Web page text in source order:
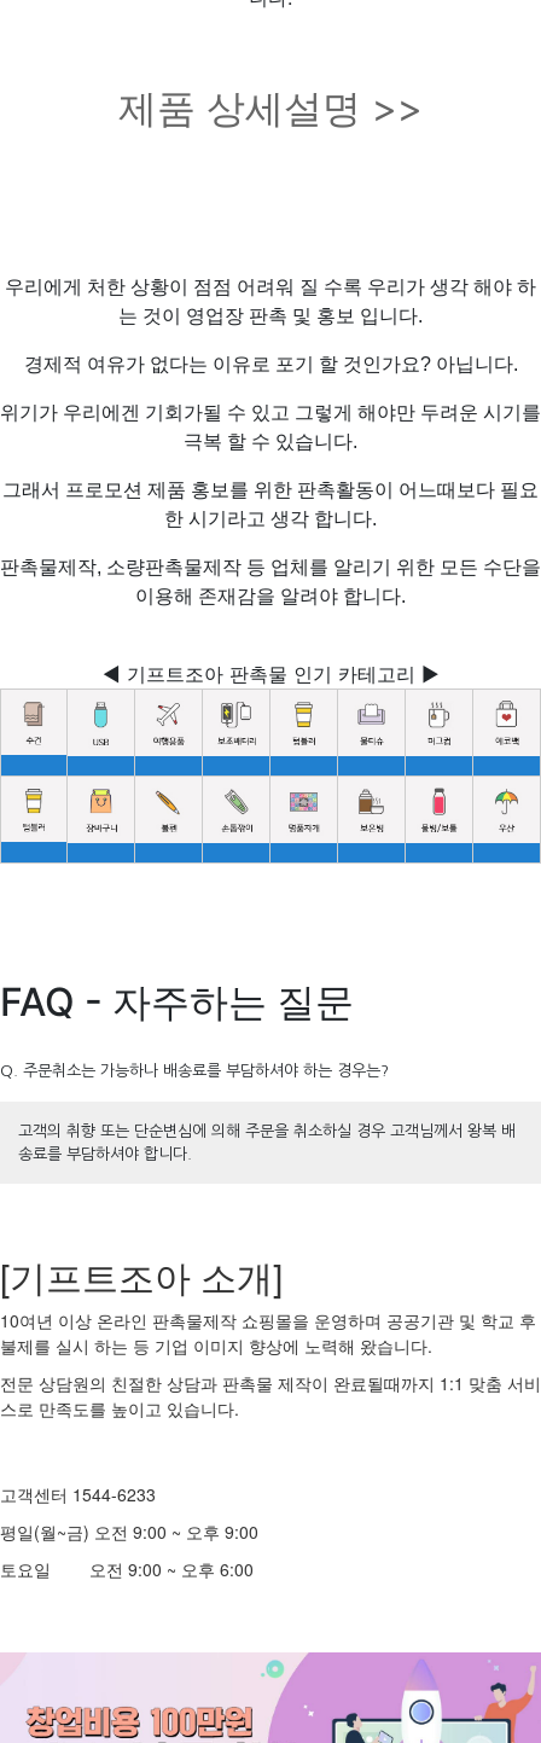
제품 상세설명 >>
우리에게 처한 상황이 점점 어려워 질 수록 우리가 생각 해야 하
는 것이 영업장 판촉 및 홍보 입니다.
경제적 여유가 없다는 이유로 포기 할 것인가요? 아닙니다.
위기가 우리에겐 기회가될 수 있고 그렇게 해야만 두려운 시기를
극복 할 수 있습니다.
그래서 프로모션 제품 홍보를 위한 판촉활동이 어느때보다 필요
한 시기라고 생각 합니다.
판촉물제작, 소량판촉물제작 등 업체를 알리기 위한 모든 수단을
이용해 존재감을 알려야 합니다.
◀ 기프트조아 판촉물 인기 카테고리 ▶
FAQ - 자주하는 질문
Q. 주문취소는 가능하나 배송료를 부담하셔야 하는 경우는?
고객의 취향 또는 단순변심에 의해 주문을 취소하실 경우 고객님께서 왕복 배
송료를 부담하셔야 합니다.
[기프트조아 소개]
10여년 이상 온라인 판촉물제작 쇼핑몰을 운영하며 공공기관 및 학교 후
불제를 실시 하는 등 기업 이미지 향상에 노력해 왔습니다.
전문 상담원의 친절한 상담과 판촉물 제작이 완료될때까지 1:1 맞춤 서비
스로 만족도를 높이고 있습니다.
고객센터 1544-6233
평일(월~금) 오전 9:00 ~ 오후 9:00
토요일 오전 9:00 ~ 오후 6:00